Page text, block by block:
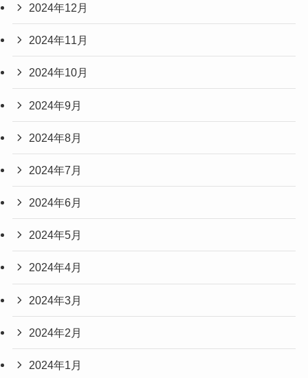
2024年12月
2024年11月
2024年10月
2024年9月
2024年8月
2024年7月
2024年6月
2024年5月
2024年4月
2024年3月
2024年2月
2024年1月